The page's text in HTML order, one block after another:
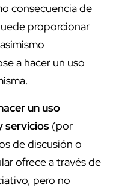
consecuencia de
proporcionar
a hacer un uso
un uso
servicios (por
de discusión o
ofrece a través de
pero no